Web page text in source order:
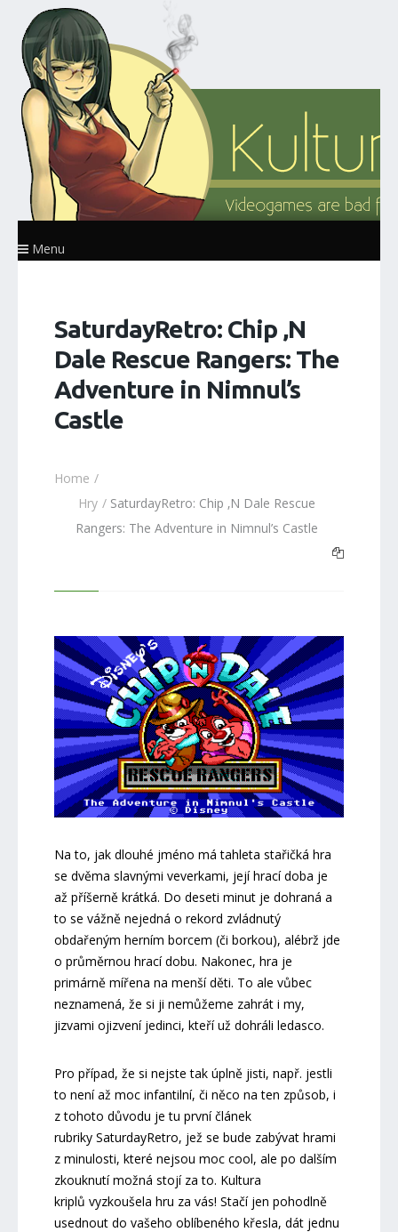
Menu
SaturdayRetro: Chip ‚N
Dale Rescue Rangers: The
Adventure in Nimnul’s
Castle
Home
Hry SaturdayRetro: Chip ‚N Dale Rescue
Rangers: The Adventure in Nimnul’s Castle
Na to, jak dlouhé jméno má tahleta stařičká hra
se dvěma slavnými veverkami, její hrací doba je
až příšerně krátká. Do deseti minut je dohraná a
to se vážně nejedná o rekord zvládnutý
obdařeným herním borcem (či borkou), alébrž jde
o průměrnou hrací dobu. Nakonec, hra je
primárně mířena na menší děti. To ale vůbec
neznamená, že si ji nemůžeme zahrát i my,
jizvami ojizvení jedinci, kteří už dohráli ledasco.
Pro případ, že si nejste tak úplně jisti, např. jestli
to není až moc infantilní, či něco na ten způsob, i
z tohoto důvodu je tu první článek
rubriky SaturdayRetro, jež se bude zabývat hrami
z minulosti, které nejsou moc cool, ale po dalším
zkouknutí možná stojí za to. Kultura
kriplů vyzkoušela hru za vás! Stačí jen pohodlně
usednout do vašeho oblíbeného křesla, dát jednu